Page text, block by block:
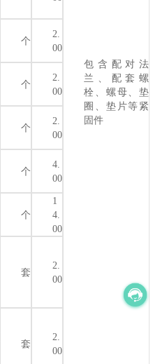
包含配对法
兰、配套螺
栓、螺母、垫
圈、垫片等紧
固件
个
2.
00
个
2.
00
个
2.
00
个
4.
00
个
1
4.
00
套
2.
00
套
2.
00